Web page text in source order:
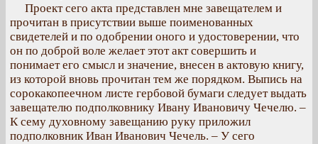
Проект сего акта представлен мне завещателем и
прочитан в присутствии выше поименованных
свидетелей и по одобрении оного и удостоверении, что
он по доброй воле желает этот акт совершить и
понимает его смысл и значение, внесен в актовую книгу,
из которой вновь прочитан тем же порядком. Выпись на
сорокакопеечном листе гербовой бумаги следует выдать
завещателю подполковнику Ивану Ивановичу Чечелю. –
К сему духовному завещанию руку приложил
подполковник Иван Иванович Чечель. – У сего